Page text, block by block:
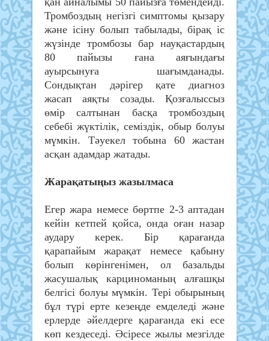
Тромбоздың негізгі симптомы қызару
және ісіну болып табылады, бірақ іс
жүзінде тромбозы бар науқастардың
80 пайызы ғана аяғындағы
ауырсынуға шағымданады.
Сондықтан дәрігер қате диагноз
жасап аяқты созады. Қозғалыссыз
өмір салтынан басқа тромбоздың
себебі жүктілік, семіздік, обыр болуы
мүмкін. Тәуекел тобына 60 жастан
асқан адамдар жатады.
Жарақатыңыз жазылмаса
Егер жара немесе бөртпе 2-3 аптадан
кейін кетпей қойса, онда оған назар
аудару керек. Бір қарағанда
қарапайым жарақат немесе қабыну
болып көрінгенімен, ол базальды
жасушалық карциноманың алғашқы
белгісі болуы мүмкін. Тері обырының
бұл түрі ерте кезеңде емделеді және
ерлерде әйелдерге қарағанда екі есе
көп кездеседі. Әсіресе жылы мезгілде